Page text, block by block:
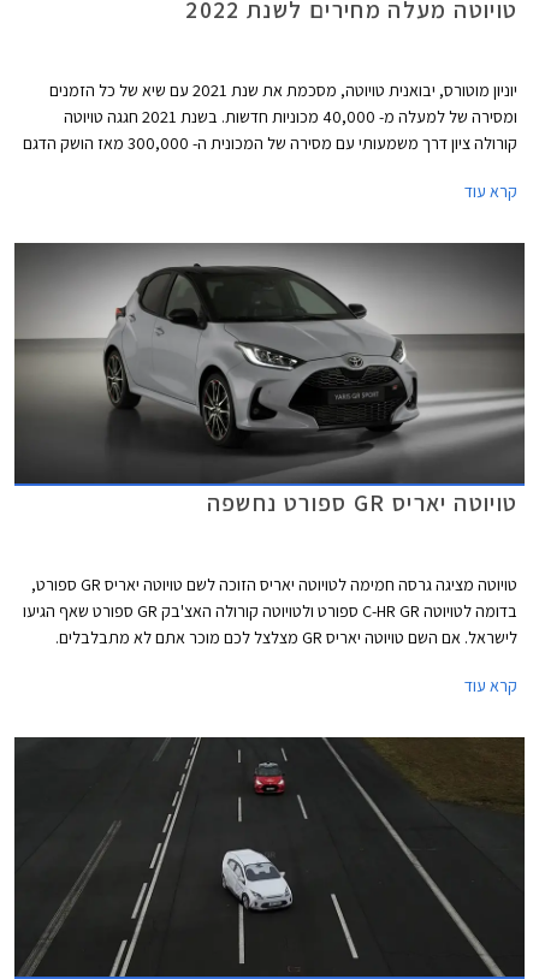
טויוטה מעלה מחירים לשנת 2022
יוניון מוטורס, יבואנית טויוטה, מסכמת את שנת 2021 עם שיא של כל הזמנים
ומסירה של למעלה מ- 40,000 מכוניות חדשות. בשנת 2021 חגגה טויוטה
קורולה ציון דרך משמעותי עם מסירה של המכונית ה- 300,000 מאז הושק הדגם
קרא עוד
טויוטה יאריס GR ספורט נחשפה
טויוטה מציגה גרסה חמימה לטויוטה יאריס הזוכה לשם טויוטה יאריס GR ספורט,
בדומה לטויוטה C-HR GR ספורט ולטויוטה קורולה האצ'בק GR ספורט שאף הגיעו
לישראל. אם השם טויוטה יאריס GR מצלצל לכם מוכר אתם לא מתבלבלים.
קרא עוד